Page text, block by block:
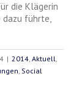
die Klägerin
dazu führte,
| 2014 Aktuell
Social